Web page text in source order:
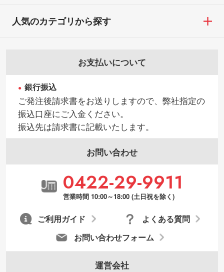
お支払いについて
銀行振込
ご発注後請求書をお送りしますので、弊社指定の
振込口座にご入金ください。
振込先は請求書に記載いたします。
お問い合わせ
0422-29-9911
営業時間 10:00～18:00 (土日祝を除く)
お問い合わせフォーム
よくある質問
ご利用ガイド
運営会社
人気のカテゴリから探す